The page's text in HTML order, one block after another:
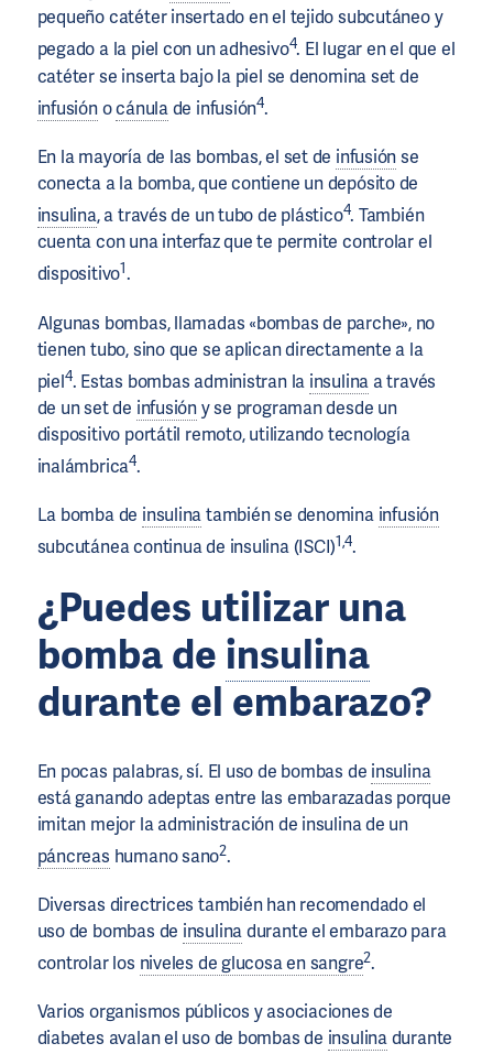
pequeño catéter insertado en el tejido subcutáneo y
pegado a la piel con un adhesivo4. El lugar en el que el
catéter se inserta bajo la piel se denomina set de
infusiónocánulade infusión4.
En la mayoría de las bombas, el set de infusiónse
conecta a la bomba, que contiene un depósito de
insulina, a través de un tubo de plástico4. También
cuenta con una interfaz que te permite controlar el
dispositivo1.
Algunas bombas, llamadas «bombas de parche», no
tienen tubo, sino que se aplican directamente a la
piel4. Estas bombas administran la insulina a través
de un set de infusióny se programan desde un
dispositivo portátil remoto, utilizando tecnología
inalámbrica4.
La bomba de insulinatambién se denomina infusión
subcutánea continua de insulina (ISCI)1,4.
¿Puedes utilizar una
bomba de insulina
durante el embarazo?
En pocas palabras, sí. El uso de bombas de insulina
está ganando adeptas entre las embarazadas porque
imitan mejor la administración de insulina de un
páncreas humano sano2.
Diversas directrices también han recomendado el
uso de bombas de insulinadurante el embarazo para
controlar los niveles de glucosa en sangre2.
Varios organismos públicos y asociaciones de
diabetes avalan el uso de bombas de insulinadurante